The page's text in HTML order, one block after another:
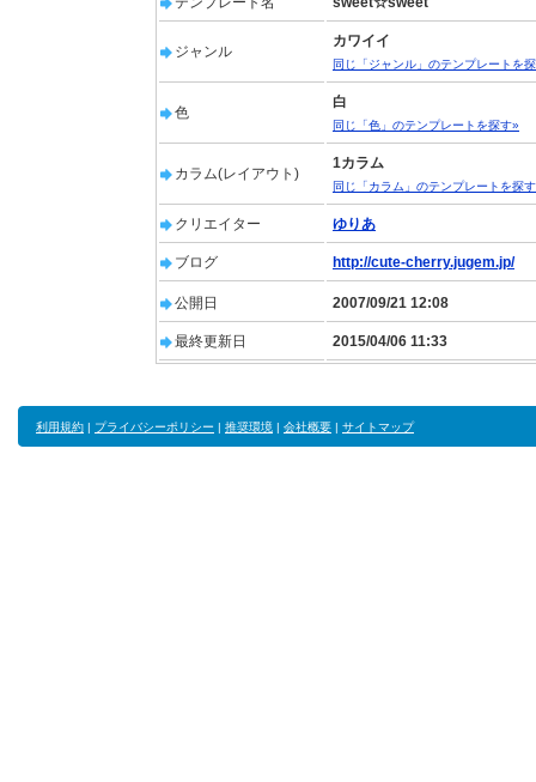
ジャンル
カワイイ
同じ「ジャンル」のテンプレートを
色
白
同じ「色」のテンプレートを探す»
カラム(レイアウト)
1カラム
同じ「カラム」のテンプレートを探
クリエイター ゆりあ
ブログ http://cute-cherry.jugem.jp/
公開日 2007/09/21 12:08
最終更新日 2015/04/06 11:33
利用規約 | プライバシーポリシー | 推奨環境 | 会社概要 | サイトマップ